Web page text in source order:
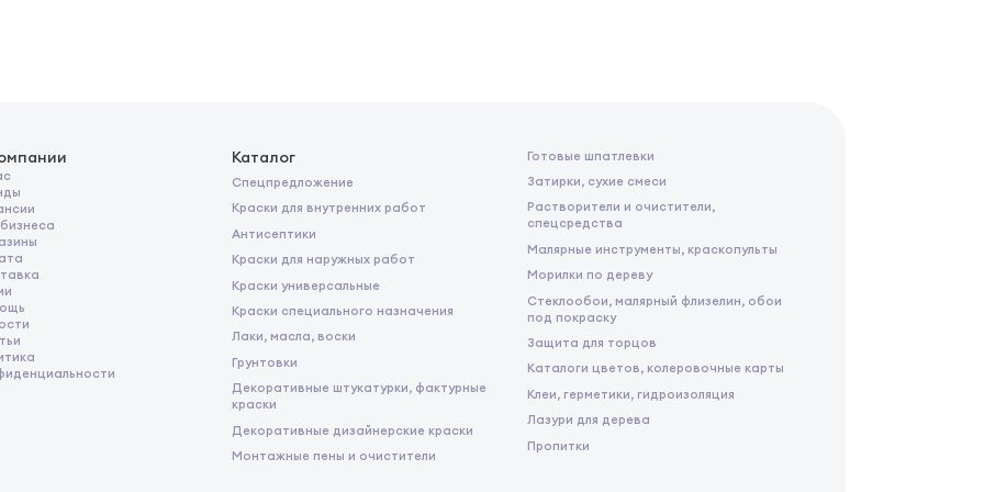
Каталог
Спецпредложение
Краски для внутренних работ
Антисептики
Краски для наружных работ
Краски универсальные
Краски специального назначения
Лаки, масла, воски
Грунтовки
Декоративные штукатурки, фактурные
краски
Декоративные дизайнерские краски
Монтажные пены и очистители
Готовые шпатлевки
Затирки, сухие смеси
Растворители и очистители,
спецсредства
Малярные инструменты, краскопульты
Морилки по дереву
Стеклообои, малярный флизелин, обои
под покраску
Защита для торцов
Каталоги цветов, колеровочные карты
Клеи, герметики, гидроизоляция
Лазури для дерева
Пропитки